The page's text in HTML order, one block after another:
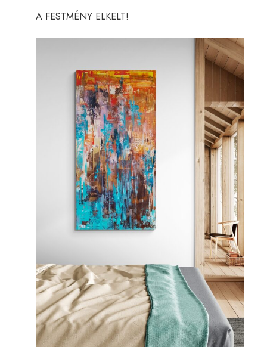
A FESTMÉNY ELKELT!